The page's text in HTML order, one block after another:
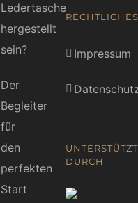
Ledertasche
hergestellt
sein?
Der
Begleiter
für
den
perfekten
Start
RECHTLICHES
Impressum
UNTERSTÜTZT
DURCH